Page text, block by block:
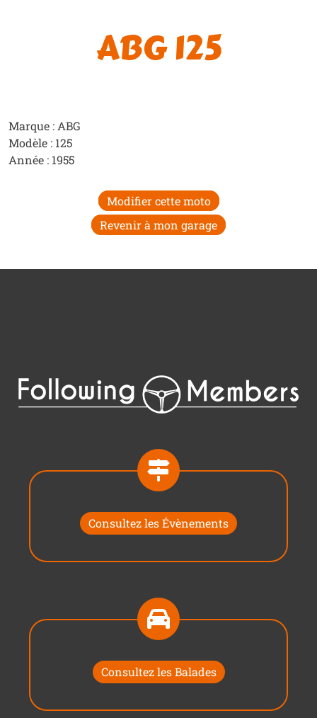
ABG 125
Marque : ABG
Modèle : 125
Année : 1955
Modifier cette moto
Revenir à mon garage
Consultez les Évènements
Consultez les Balades